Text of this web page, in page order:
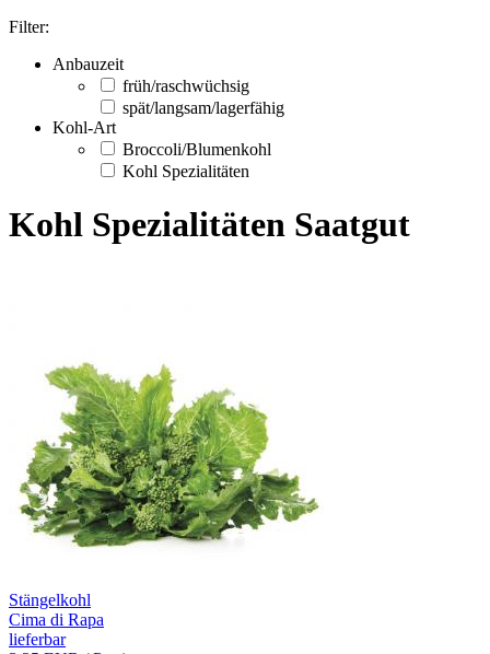
Filter:
Anbauzeit
früh/raschwüchsig
spät/langsam/lagerfähig
Kohl-Art
Broccoli/Blumenkohl
Kohl Spezialitäten
Kohl Spezialitäten Saatgut
Stängelkohl
Cima di Rapa
lieferbar